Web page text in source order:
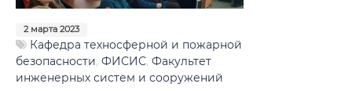
2 марта 2023
Кафедра техносферной и пожарной
безопасности, ФИСИС, Факультет
инженерных систем и сооружений